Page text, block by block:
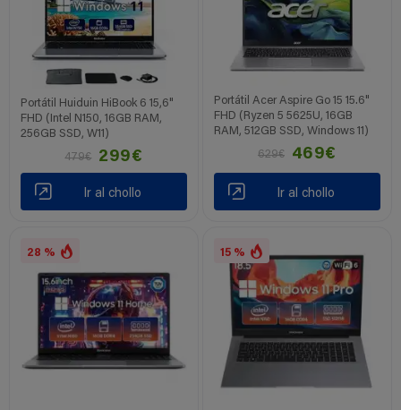
Portátil Huiduin HiBook 6 15,6"
FHD (Intel N150, 16GB RAM,
256GB SSD, W11)
479€
299€
Ir al chollo
Portátil Acer Aspire Go 15 15.6"
FHD (Ryzen 5 5625U, 16GB
RAM, 512GB SSD, Windows 11)
629€
469€
Ir al chollo
28 % 15 %